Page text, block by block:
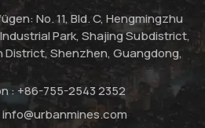
No. 11, Bld. C, Hengmingzhu
Park, Shajing Subdistrict,
District, Shenzhen, Guangdong,
: +86-755-2543 2352
info@urbanmines.com